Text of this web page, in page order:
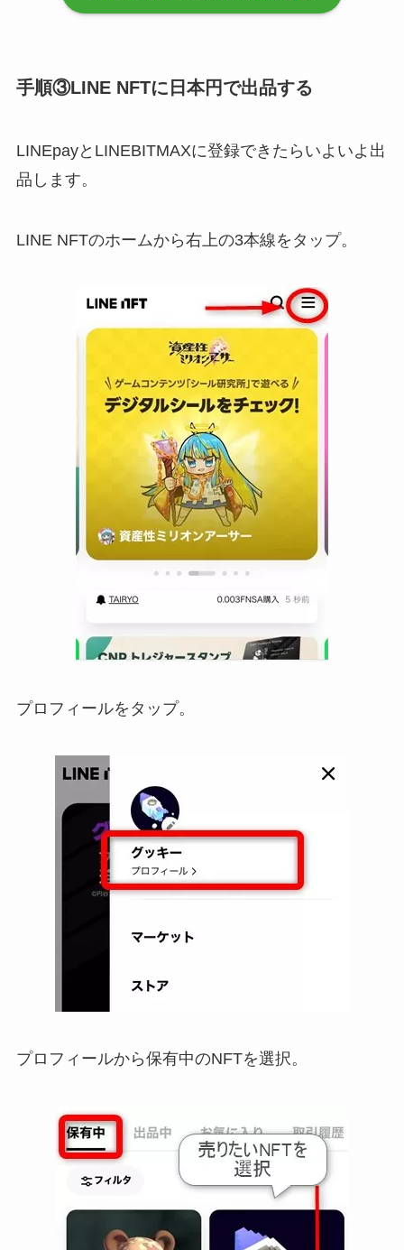
手順③LINE NFTに日本円で出品する
LINEpayとLINEBITMAXに登録できたらいよいよ出
品します。
LINE NFTのホームから右上の3本線をタップ。
プロフィールをタップ。
プロフィールから保有中のNFTを選択。